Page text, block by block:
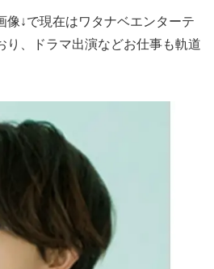
像↓で現在はワタナベエンターテ
り、ドラマ出演などお仕事も軌道